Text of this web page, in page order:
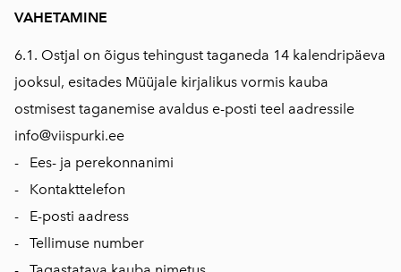
VAHETAMINE
6.1. Ostjal on õigus tehingust taganeda 14 kalendripäeva
jooksul, esitades Müüjale kirjalikus vormis kauba
ostmisest taganemise avaldus e-posti teel aadressile
info@viispurki.ee
- Ees- ja perekonnanimi
- Kontakttelefon
- E-posti aadress
- Tellimuse number